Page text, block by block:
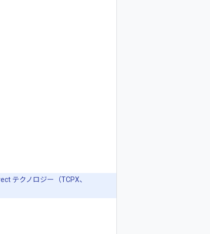
テクノロジー（TCPX、